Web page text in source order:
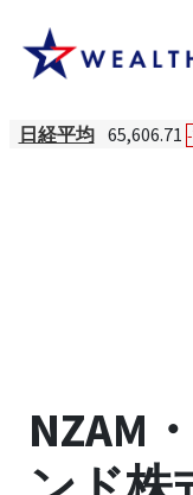
日経平均 65,606.71
NZAM